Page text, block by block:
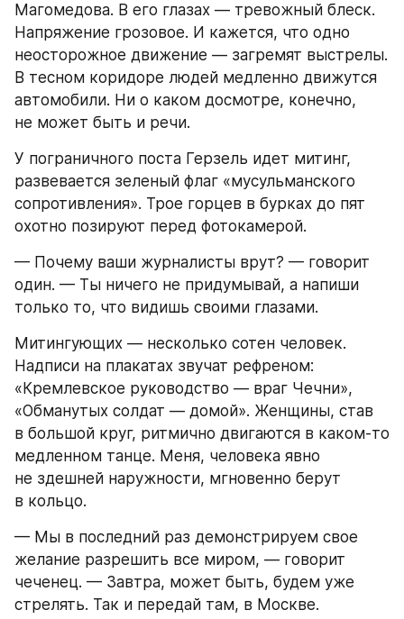
Магомедова. В его глазах — тревожный блеск.
Напряжение грозовое. И кажется, что одно
неосторожное движение — загремят выстрелы.
В тесном коридоре людей медленно движутся
автомобили. Ни о каком досмотре, конечно,
не может быть и речи.
У пограничного поста Герзель идет митинг,
развевается зеленый флаг «мусульманского
сопротивления». Трое горцев в бурках до пят
охотно позируют перед фотокамерой.
— Почему ваши журналисты врут? — говорит
один. — Ты ничего не придумывай, а напиши
только то, что видишь своими глазами.
Митингующих — несколько сотен человек.
Надписи на плакатах звучат рефреном:
«Кремлевское руководство — враг Чечни»,
«Обманутых солдат — домой». Женщины, став
в большой круг, ритмично двигаются в каком-то
медленном танце. Меня, человека явно
не здешней наружности, мгновенно берут
в кольцо.
— Мы в последний раз демонстрируем свое
желание разрешить все миром, — говорит
чеченец. — Завтра, может быть, будем уже
стрелять. Так и передай там, в Москве.